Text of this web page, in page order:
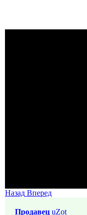
Назад Вперед
Продавец uZot